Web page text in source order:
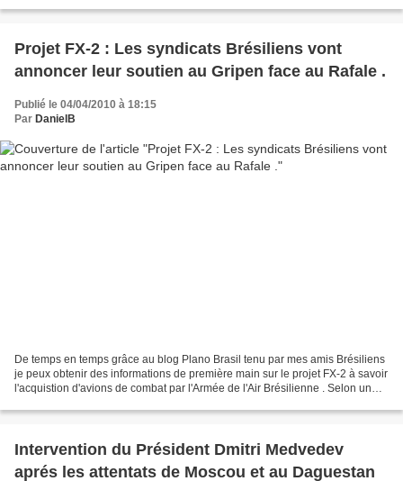
Projet FX-2 : Les syndicats Brésiliens vont
annoncer leur soutien au Gripen face au Rafale .
Publié le 04/04/2010 à 18:15
Par DanielB
De temps en temps grâce au blog Plano Brasil tenu par mes amis Brésiliens
je peux obtenir des informations de première main sur le projet FX-2 à savoir
l'acquistion d'avions de combat par l'Armée de l'Air Brésilienne . Selon un
Intervention du Président Dmitri Medvedev
aprés les attentats de Moscou et au Daguestan